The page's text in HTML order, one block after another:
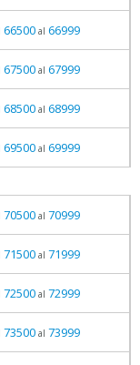
66500al 66999
67500al 67999
68500al 68999
69500al 69999
70500al 70999
71500al 71999
72500al 72999
73500al 73999